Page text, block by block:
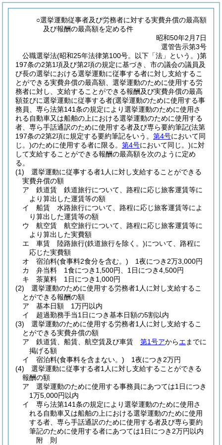
○選挙運動従事者及び労務者に対する実費弁償の最高額
及び報酬の最高額を定める件
昭和50年2月7日
選管告示第3号
公職選挙法(昭和25年法律第100号。以下「法」という。)第
197条の2第1項及び第2項の規定に基づき、市の議会の議員及
び長の選挙における選挙運動に従事する者に対し支給するこ
とができる実費弁償の最高額、選挙運動のために使用する労
務者に対し、支給することができる報酬及び実費弁償の最高
額並びに選挙運動に従事する者(選挙運動のために使用する事
務員、専ら法第141条の規定により選挙運動のために使用さ
れる自動車又は船舶の上における選挙運動のために使用する
者、専ら手話通訳のために使用する者及び専ら要約筆記(法第
197条の2第2項に規定する要約筆記をいう。 第4号において同
じ。)のために使用する者に限る。 第4号において同じ。)に対
して支給することができる報酬の最高額を次のように定め
る。
(1) 選挙運動に従事する者1人に対し支給することができる
実費弁償の額
ア 鉄道賃 鉄道旅行について、路程に応じ旅客運賃等に
より算出した運賃等の額
イ 船賃 水路旅行について、路程に応じ旅客運賃等によ
り算出した運賃等の額
ウ 航空賃 航空旅行について、路程に応じ旅客運賃等に
より算出した実費額
エ 車賃 陸路旅行(鉄道旅行を除く。)について、路程に
応じた実費額
オ 宿泊料(食事料2食分を含む。) 1夜につき2万3,000円
カ 弁当料 1食につき1,500円、1日につき4,500円
キ 茶菓料 1日につき1,000円
(2) 選挙運動のために使用する労務者1人に対し支給するこ
とができる報酬の額
ア 基本日額 1万円以内
イ 超過勤務手当1日につき基本日額の5割以内
(3) 選挙運動のために使用する労務者1人に対し支給するこ
とができる実費弁償の額
ア 鉄道賃、船賃、航空賃及び車賃 第1号アからエ までに
掲げる額
イ 宿泊料(食事料を含まない。) 1夜につき2万円
(4) 選挙運動に従事する者1人に対し支給することができる
報酬の額
ア 選挙運動のために使用する事務員にあつては1日につき
1万5,000円以内
イ 専ら法第141条の規定により選挙運動のために使用さ
れる自動車又は船舶の上における選挙運動のために使用
する者、専ら手話通訳のために使用する者及び専ら要約
筆記のために使用する者にあつては1日につき2万円以内
附 則